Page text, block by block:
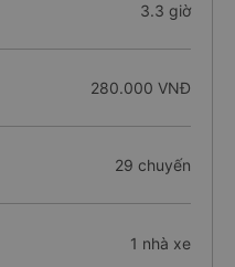
3.3 giờ
280.000 VNĐ
29 chuyến
1 nhà xe